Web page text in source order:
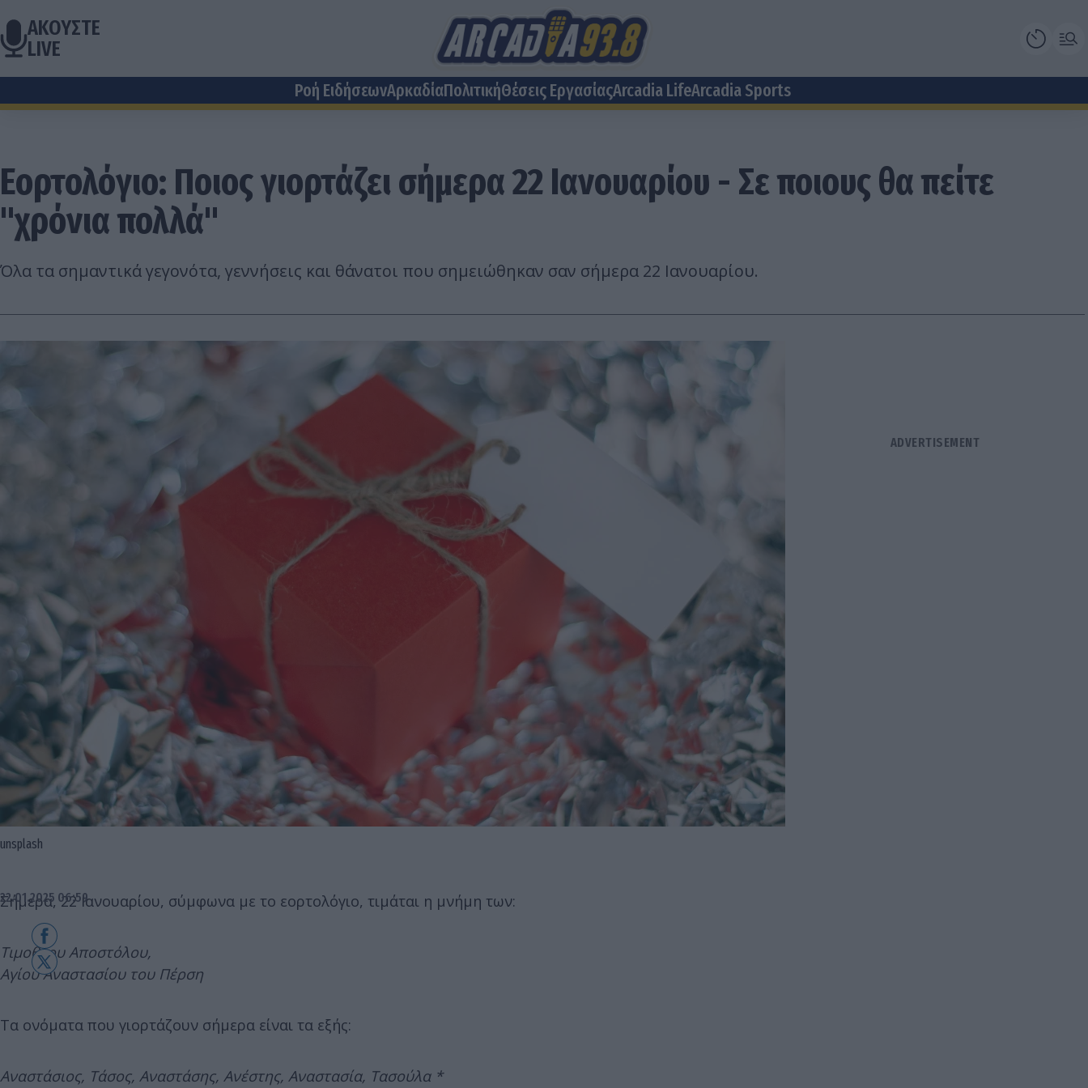
ΑΚΟΥΣΤΕ
LIVE
Ροή ΕιδήσεωνΑρκαδίαΠολιτικήΘέσεις EργασίαςArcadia LifeArcadia Sports
Εορτολόγιο: Ποιος γιορτάζει σήμερα 22 Ιανουαρίου - Σε ποιους θα πείτε
"χρόνια πολλά"
Όλα τα σημαντικά γεγονότα, γεννήσεις και θάνατοι που σημειώθηκαν σαν σήμερα 22 Ιανουαρίου.
unsplash
22.01.2025 06:59
Σήμερα, 22 Ιανουαρίου, σύμφωνα με το εορτολόγιο, τιμάται η μνήμη των:
Τιμοθέου Αποστόλου,
Αγίου Αναστασίου του Πέρση
Τα ονόματα που γιορτάζουν σήμερα είναι τα εξής:
Αναστάσιος, Τάσος, Αναστάσης, Ανέστης, Αναστασία, Τασούλα *